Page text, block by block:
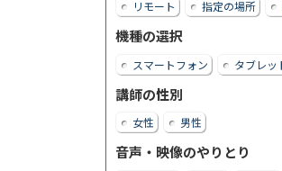
リモート 指定の場所
機種の選択
スマートフォン タブレッ
講師の性別
女性 男性
音声・映像のやりとり